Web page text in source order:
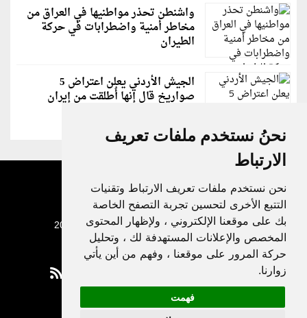
نحنُ نستخدم ملفات تعريف
الارتباط
نحن نستخدم ملفات تعريف الارتباط وتقنيات
التتبع الأخرى لتحسين تجربة التصفح الخاصة
بك على موقعنا الإلكتروني ، ولإظهار المحتوى
المخصص والإعلانات المستهدفة لك ، وتحليل
حركة المرور على موقعنا ، وفهم من أين يأتي
زوارنا.
فهمت
واشنطن تحذر مواطنيها في العراق من
مخاطر أمنية واضطرابات في حركة
الطيران
الجيش الأردني يعلن اعتراض 5
صواريخ قال إنها أُطلقت من إيران
جميع الحقوق محفوظة لدنيا الوطن © 2003 - 2022
Privacy Policy